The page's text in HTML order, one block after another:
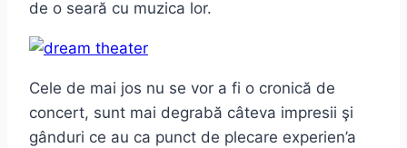
de o seară cu muzica lor.
Cele de mai jos nu se vor a fi o cronică de
concert, sunt mai degrabă câteva impresii şi
gânduri ce au ca punct de plecare experien’a